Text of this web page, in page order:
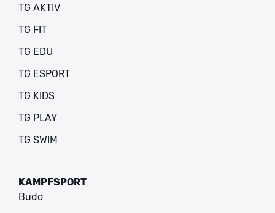
TG AKTIV
TG FIT
TG EDU
TG ESPORT
TG KIDS
TG PLAY
TG SWIM
KAMPFSPORT
Budo